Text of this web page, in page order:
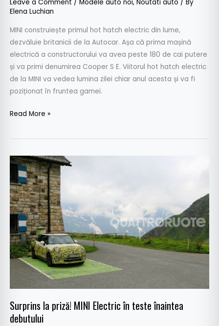
Leave a Comment / Modele auto noi, Noutati auto / By
Elena Luchian
MINI construiește primul hot hatch electric din lume,
dezvăluie britanicii de la Autocar. Așa că prima mașină
electrică a constructorului va avea peste 180 de cai putere
și va primi denumirea Cooper S E. Viitorul hot hatch electric
de la MINI va vedea lumina zilei chiar anul acesta și va fi
poziționat în fruntea gamei.
Read More »
Surprins la priză! MINI Electric în teste înaintea
debutului
Surprins
priză!
MINI
Electric
teste
înaintea
debutului